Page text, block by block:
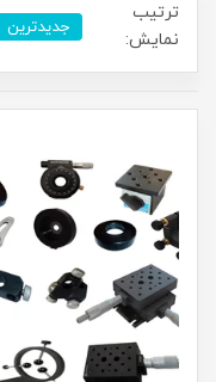
ترتیب
نمایش:
جدیدترین